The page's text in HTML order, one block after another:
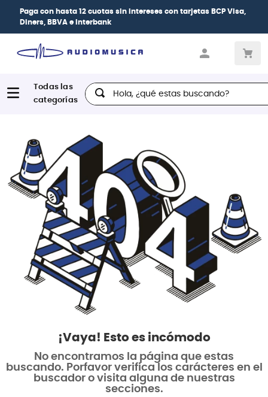
Paga con hasta 12 cuotas sin intereses con tarjetas BCP Visa,
Diners, BBVA e Interbank
Hola, ¿qué estas buscando?
¡Vaya! Esto es incómodo
No encontramos la página que estas
buscando. Porfavor verifica los carácteres en el
buscador o visita alguna de nuestras
secciones.